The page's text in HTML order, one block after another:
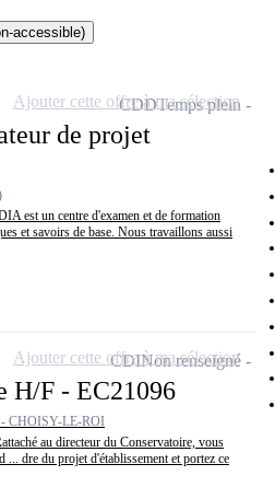
accessible)
de projet
est un centre d'examen et de formation
et savoirs de base. Nous travaillons aussi
CDDTemps plein
Ajouter cette offre à ma sélection
H/F - EC21096
CHOISY-LE-ROI
au directeur du Conservatoire, vous
... dre du projet d'établissement et portez ce
CDINon renseigné
Ajouter cette offre à ma sélection